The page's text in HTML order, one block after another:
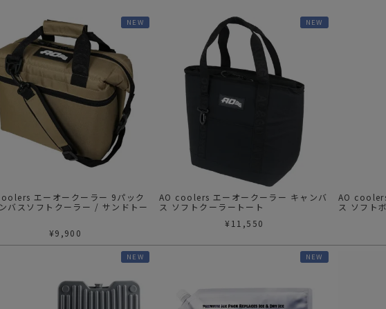
フィールドギア
クーラーボックス
コンテナ/収納
ステッカー
その他
NEW
エーオークーラー 9パック
バスソフトクーラー / サンドトー
¥9,900
NEW
AO coolers エーオークーラー キャンバ
ス ソフトクーラートート
¥ 11,550
AO
ス ソフト
NEW NEW